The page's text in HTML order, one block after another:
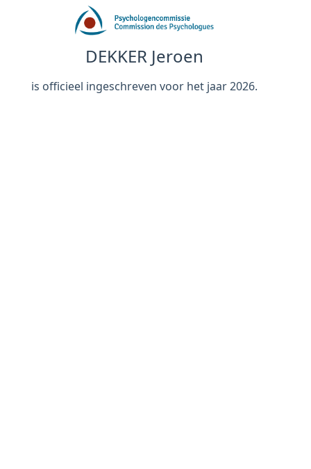
DEKKER Jeroen
is officieel ingeschreven voor het jaar 2026.